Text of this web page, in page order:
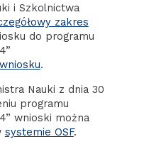
i Szkolnictwa
zakres
do programu
.
Nauki z dnia 30
programu
wnioski można
systemie OSF.